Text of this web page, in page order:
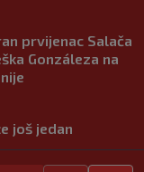
prvijenac Salača
Gonzáleza na
još jedan